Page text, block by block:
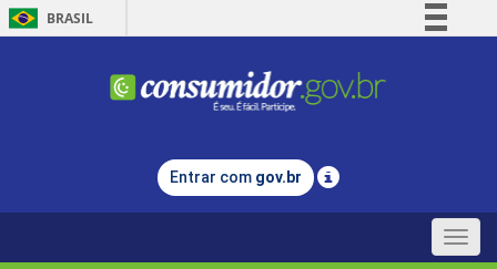
BRASIL
Comunica BR
Legislação
Entrar com gov.br
Toggle